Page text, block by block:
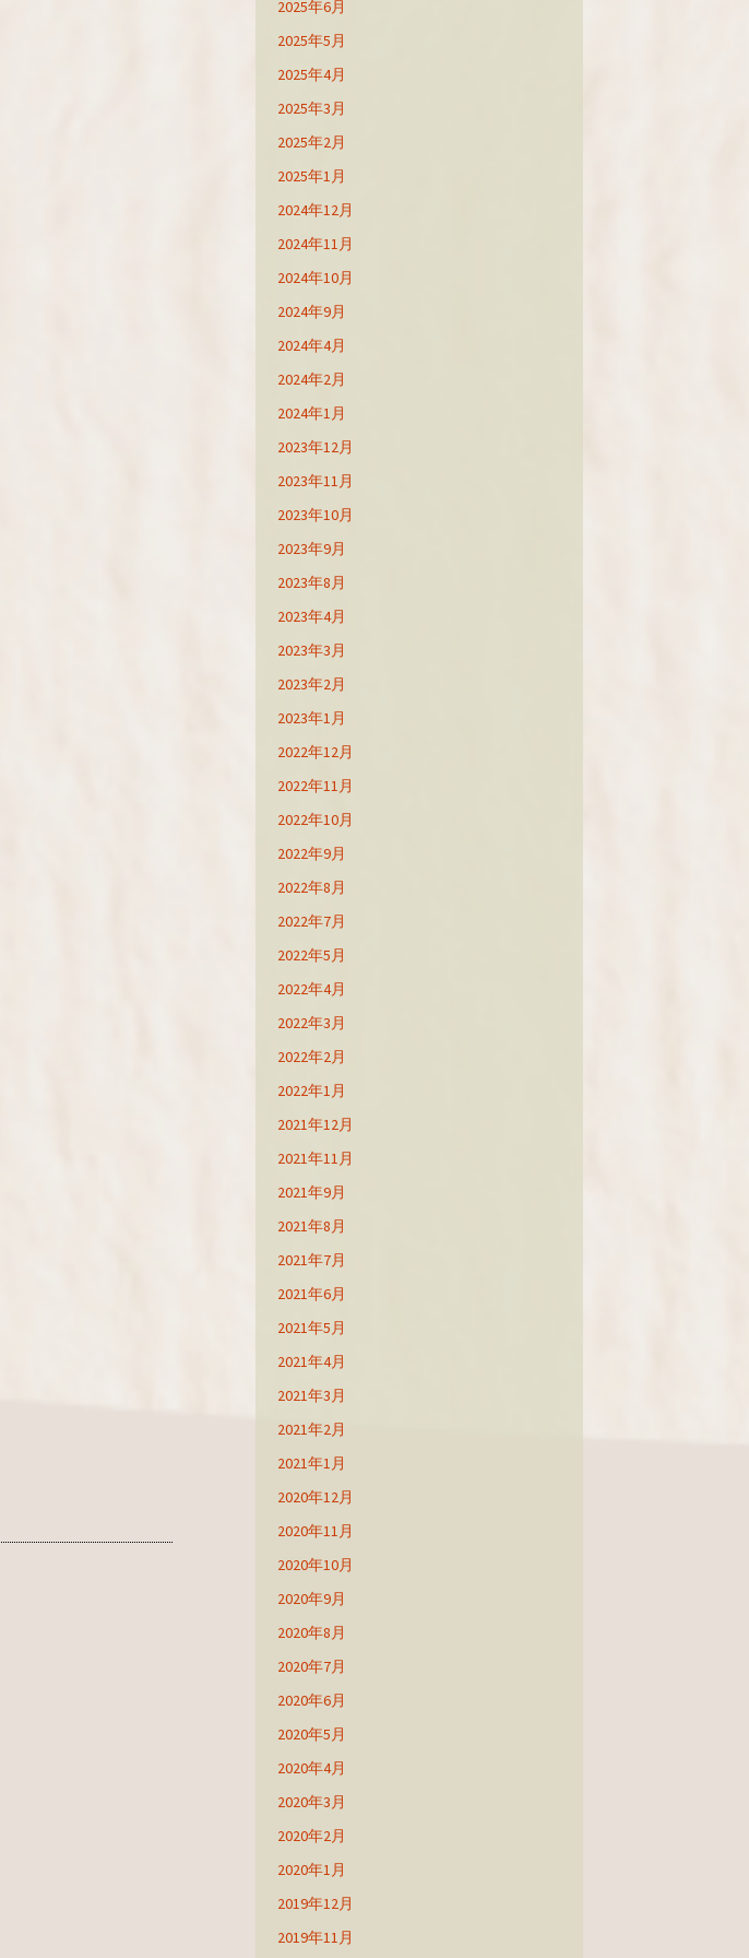
2025年6月
2025年5月
2025年4月
2025年3月
2025年2月
2025年1月
2024年12月
2024年11月
2024年10月
2024年9月
2024年4月
2024年2月
2024年1月
2023年12月
2023年11月
2023年10月
2023年9月
2023年8月
2023年4月
2023年3月
2023年2月
2023年1月
2022年12月
2022年11月
2022年10月
2022年9月
2022年8月
2022年7月
2022年5月
2022年4月
2022年3月
2022年2月
2022年1月
2021年12月
2021年11月
2021年9月
2021年8月
2021年7月
2021年6月
2021年5月
2021年4月
2021年3月
2021年2月
2021年1月
2020年12月
2020年11月
2020年10月
2020年9月
2020年8月
2020年7月
2020年6月
2020年5月
2020年4月
2020年3月
2020年2月
2020年1月
2019年12月
2019年11月